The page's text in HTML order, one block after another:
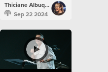
Thiciane Albuquerque
Sep 22 2024